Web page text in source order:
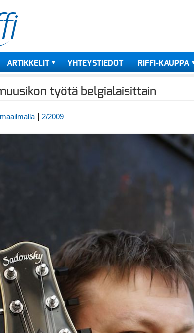
ARTIKKELIT YHTEYSTIEDOT RIFFI-KAUPPA
työtä belgialaisittain
| 2/2009